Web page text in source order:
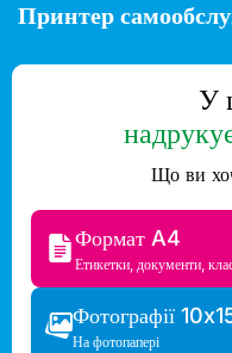
Принтер
У
Що ви
Формат A4
Етикетки, документи,
Фотографії
На фотопапері